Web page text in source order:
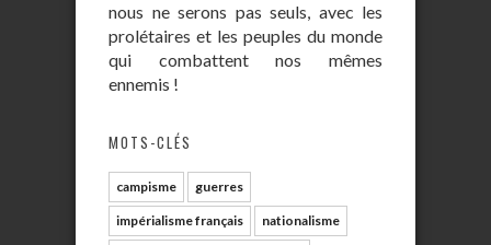
nous ne serons pas seuls, avec les
prolétaires et les peuples du monde
qui combattent nos mêmes
ennemis !
MOTS-CLÉS
campisme guerres
impérialisme français nationalisme